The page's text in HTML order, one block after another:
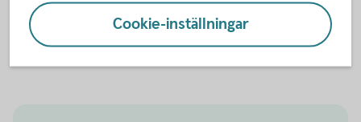
Pensionsspara - räkna ut dinpension
Cookie-inställningar